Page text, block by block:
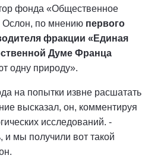
фонда «Общественное
Ослон, по мнению первого
фракции «Единая
Думе Франца
одну природу».
на попытки извне расшатать
высказал, он, комментируя
исследований. -
и мы получили вот такой